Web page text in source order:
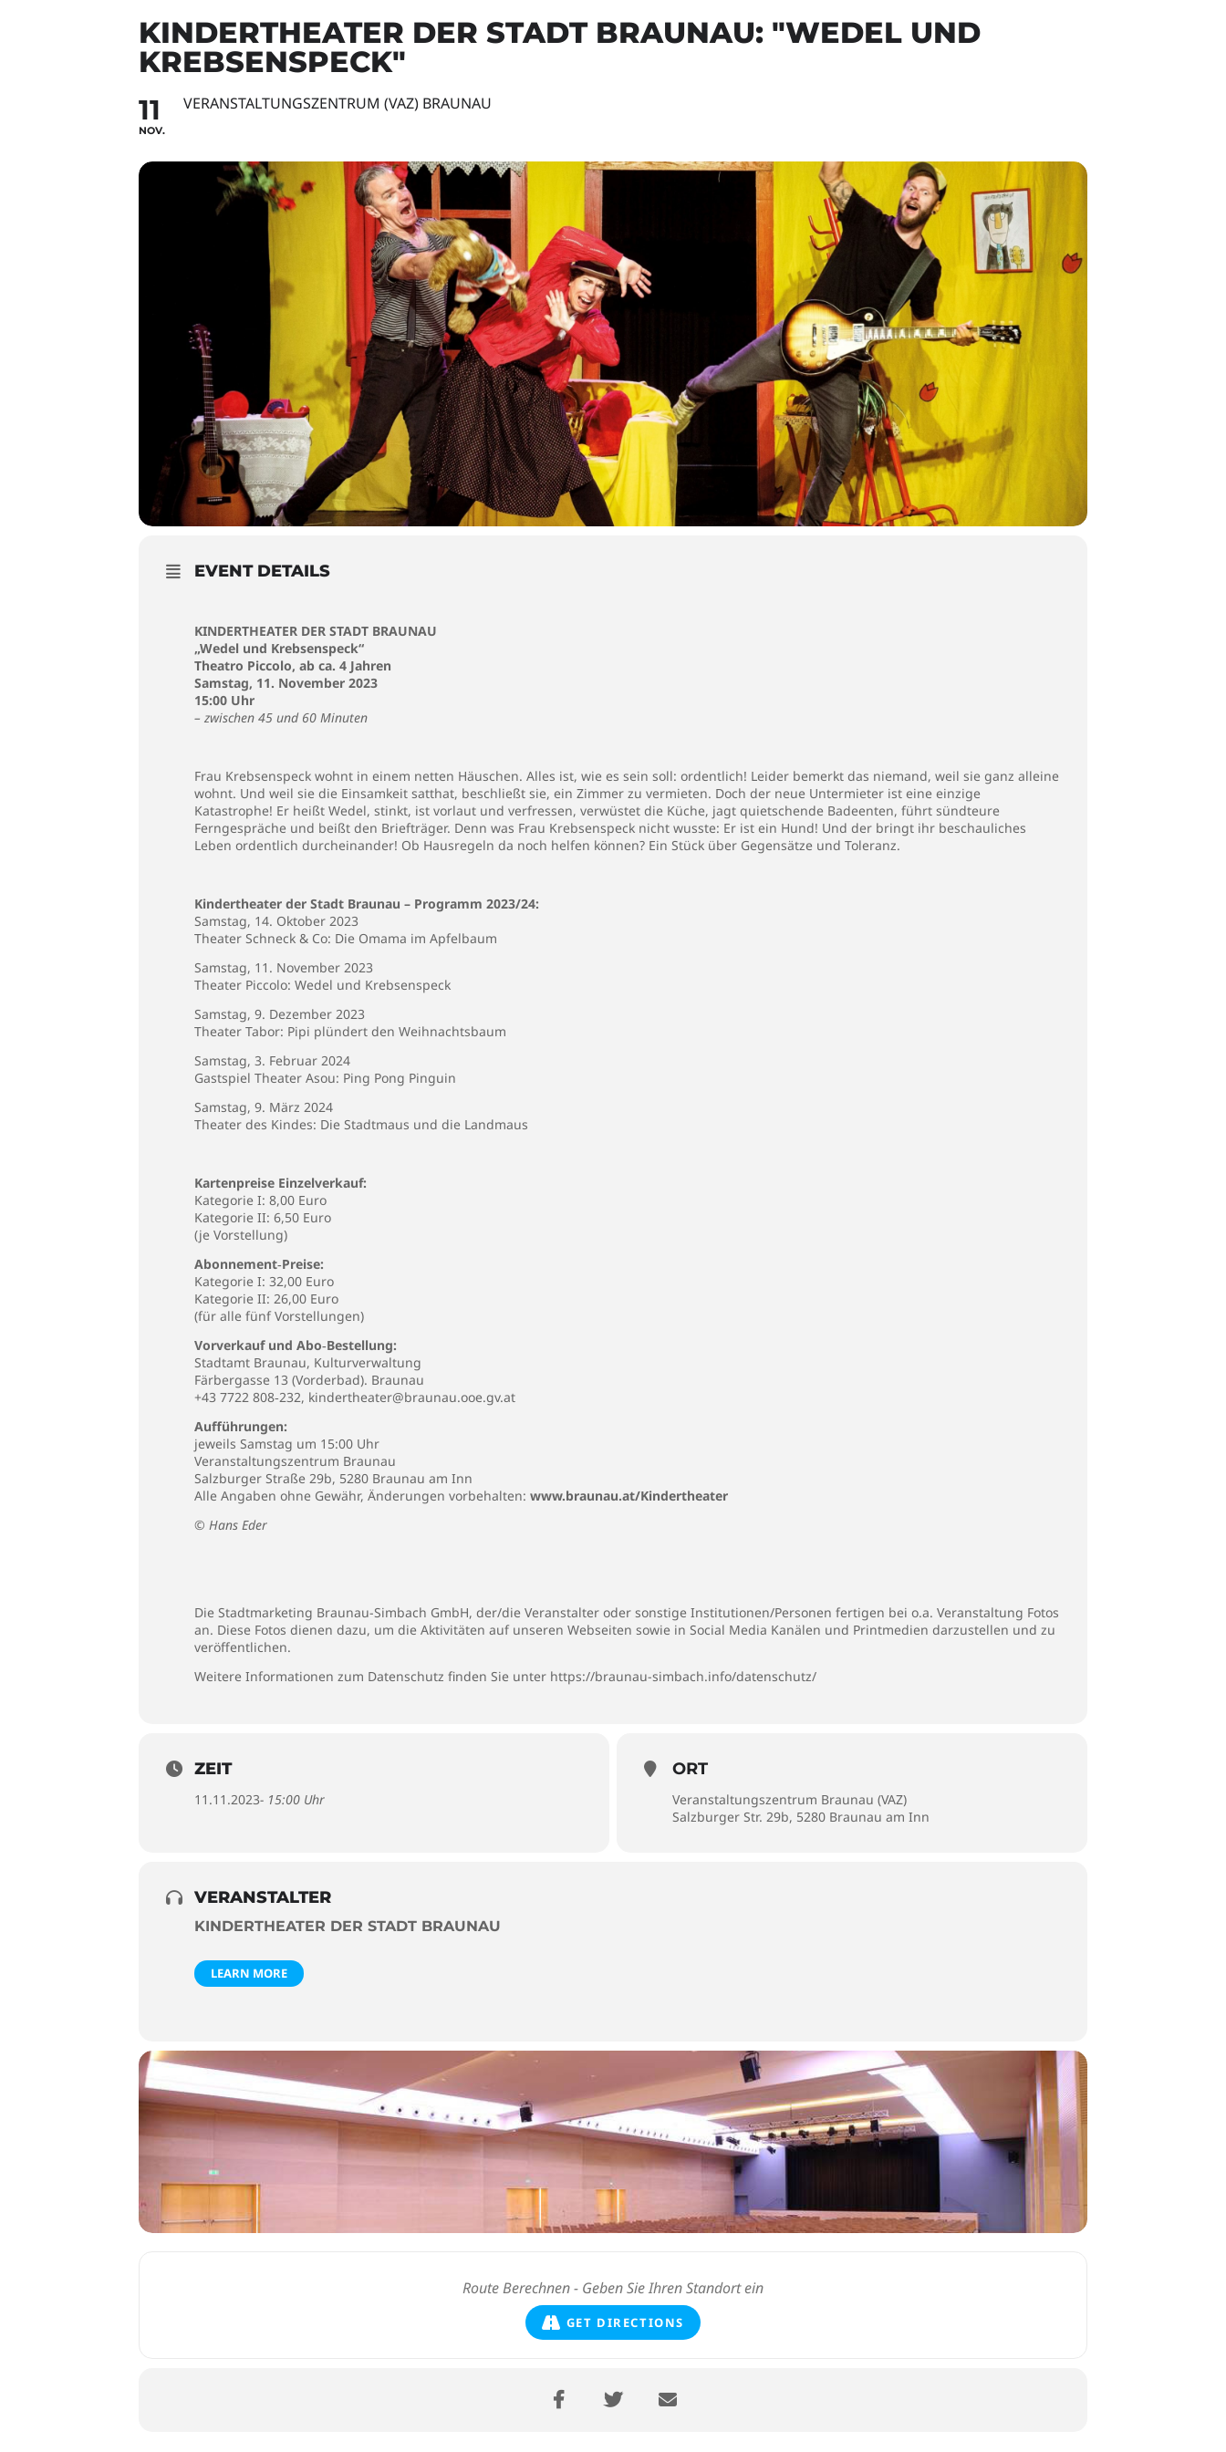
KINDERTHEATER DER STADT BRAUNAU: "WEDEL UND
KREBSENSPECK"
11
NOV.
VERANSTALTUNGSZENTRUM (VAZ) BRAUNAU
EVENT DETAILS
KINDERTHEATER DER STADT BRAUNAU
„Wedel und Krebsenspeck“
Theatro Piccolo, ab ca. 4 Jahren
Samstag, 11. November 2023
15:00 Uhr
– zwischen 45 und 60 Minuten
Frau Krebsenspeck wohnt in einem netten Häuschen. Alles ist, wie es sein soll: ordentlich! Leider bemerkt das niemand, weil sie ganz alleine
wohnt. Und weil sie die Einsamkeit satthat, beschließt sie, ein Zimmer zu vermieten. Doch der neue Untermieter ist eine einzige
Katastrophe! Er heißt Wedel, stinkt, ist vorlaut und verfressen, verwüstet die Küche, jagt quietschende Badeenten, führt sündteure
Ferngespräche und beißt den Briefträger. Denn was Frau Krebsenspeck nicht wusste: Er ist ein Hund! Und der bringt ihr beschauliches
Leben ordentlich durcheinander! Ob Hausregeln da noch helfen können? Ein Stück über Gegensätze und Toleranz.
Kindertheater der Stadt Braunau – Programm 2023/24:
Samstag, 14. Oktober 2023
Theater Schneck & Co: Die Omama im Apfelbaum
Samstag, 11. November 2023
Theater Piccolo: Wedel und Krebsenspeck
Samstag, 9. Dezember 2023
Theater Tabor: Pipi plündert den Weihnachtsbaum
Samstag, 3. Februar 2024
Gastspiel Theater Asou: Ping Pong Pinguin
Samstag, 9. März 2024
Theater des Kindes: Die Stadtmaus und die Landmaus
Kartenpreise Einzelverkauf:
Kategorie I: 8,00 Euro
Kategorie II: 6,50 Euro
(je Vorstellung)
Abonnement‐Preise:
Kategorie I: 32,00 Euro
Kategorie II: 26,00 Euro
(für alle fünf Vorstellungen)
Vorverkauf und Abo‐Bestellung:
Stadtamt Braunau, Kulturverwaltung
Färbergasse 13 (Vorderbad). Braunau
+43 7722 808‐232, kindertheater@braunau.ooe.gv.at
Aufführungen:
jeweils Samstag um 15:00 Uhr
Veranstaltungszentrum Braunau
Salzburger Straße 29b, 5280 Braunau am Inn
Alle Angaben ohne Gewähr, Änderungen vorbehalten: www.braunau.at/Kindertheater
© Hans Eder
Die Stadtmarketing Braunau-Simbach GmbH, der/die Veranstalter oder sonstige Institutionen/Personen fertigen bei o.a. Veranstaltung Fotos
an. Diese Fotos dienen dazu, um die Aktivitäten auf unseren Webseiten sowie in Social Media Kanälen und Printmedien darzustellen und zu
veröffentlichen.
Weitere Informationen zum Datenschutz finden Sie unter https://braunau-simbach.info/datenschutz/
ZEIT
11.11.2023- 15:00 Uhr
ORT
Veranstaltungszentrum Braunau (VAZ)
Salzburger Str. 29b, 5280 Braunau am Inn
VERANSTALTER
KINDERTHEATER DER STADT BRAUNAU
LEARN MORE
GET DIRECTIONS